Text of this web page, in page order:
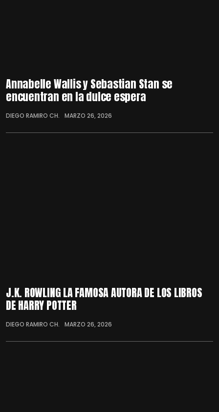
Annabelle Wallis y Sebastian Stan se
encuentran en la dulce espera
DIEGO RAMIRO CH. MARZO 26, 2026
J.K. ROWLING LA FAMOSA AUTORA DE LOS LIBROS
DE HARRY POTTER
DIEGO RAMIRO CH. MARZO 26, 2026